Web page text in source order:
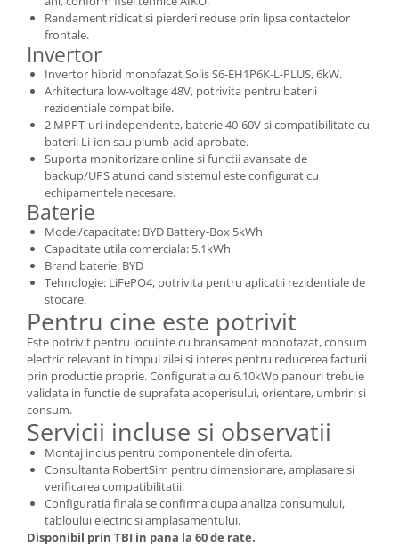
Randament ridicat si pierderi reduse prin lipsa contactelor
frontale.
Invertor
Invertor hibrid monofazat Solis S6-EH1P6K-L-PLUS, 6kW.
Arhitectura low-voltage 48V, potrivita pentru baterii
rezidentiale compatibile.
2 MPPT-uri independente, baterie 40-60V si compatibilitate cu
baterii Li-ion sau plumb-acid aprobate.
Suporta monitorizare online si functii avansate de
backup/UPS atunci cand sistemul este configurat cu
echipamentele necesare.
Baterie
Model/capacitate: BYD Battery-Box 5kWh
Capacitate utila comerciala: 5.1kWh
Brand baterie: BYD
Tehnologie: LiFePO4, potrivita pentru aplicatii rezidentiale de
stocare.
Pentru cine este potrivit
Este potrivit pentru locuinte cu bransament monofazat, consum
electric relevant in timpul zilei si interes pentru reducerea facturii
prin productie proprie. Configuratia cu 6.10kWp panouri trebuie
validata in functie de suprafata acoperisului, orientare, umbriri si
consum.
Servicii incluse si observatii
Montaj inclus pentru componentele din oferta.
Consultanta RobertSim pentru dimensionare, amplasare si
verificarea compatibilitatii.
Configuratia finala se confirma dupa analiza consumului,
tabloului electric si amplasamentului.
Disponibil prin TBI in pana la 60 de rate.